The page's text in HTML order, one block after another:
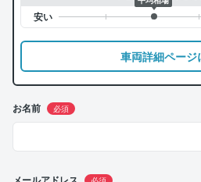
車両詳細ページ
お名前 必須
メールアドレス